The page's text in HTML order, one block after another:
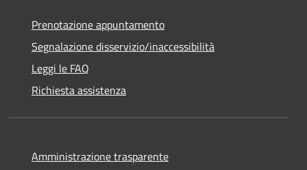
Prenotazione appuntamento
Segnalazione disservizio/inaccessibilità
Leggi le FAQ
Richiesta assistenza
Amministrazione trasparente